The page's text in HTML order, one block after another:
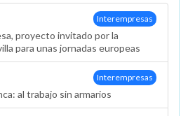
Interempresas
proyecto invitado por la
para unas jornadas europeas
Interempresas
al trabajo sin armarios